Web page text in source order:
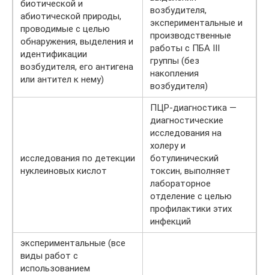
биотической и
абиотической природы,
проводимые с целью
обнаружения, выделения и
идентификации
возбудителя, его антигена
или антител к нему)
возбудителя,
экспериментальные и
производственные
работы с ПБА III
группы (без
накопления
возбудителя)
исследования по детекции
нуклеиновых кислот
ПЦР-диагностика —
диагностические
исследования на
холеру и
ботулинический
токсин, выполняет
лабораторное
отделение с целью
профилактики этих
инфекций
экспериментальные (все
виды работ с
использованием